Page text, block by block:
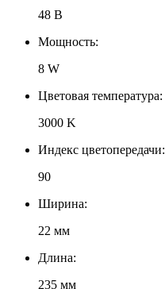
48 В
Мощность:
8 W
Цветовая температура:
3000 K
Индекс цветопередачи:
90
Ширина:
22 мм
Длина:
235 мм